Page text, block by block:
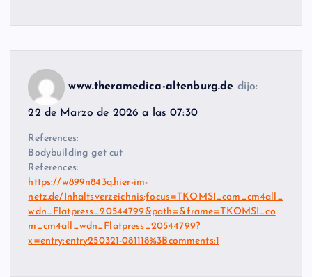
www.theramedica-altenburg.de dijo:
22 de Marzo de 2026 a las 07:30
References:
Bodybuilding get cut
References:
https://w899n843q.hier-im-
netz.de/Inhaltsverzeichnis;focus=TKOMSI_com_cm4all_
wdn_Flatpress_20544799&path=&frame=TKOMSI_co
m_cm4all_wdn_Flatpress_20544799?
x=entry:entry250321-081118%3Bcomments:1